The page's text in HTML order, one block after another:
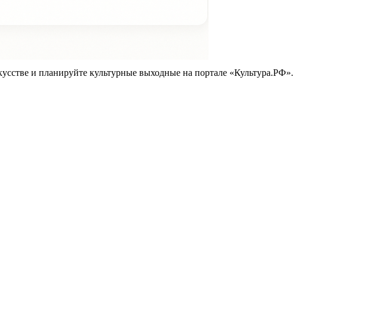
и планируйте культурные выходные на портале «Культура.РФ».